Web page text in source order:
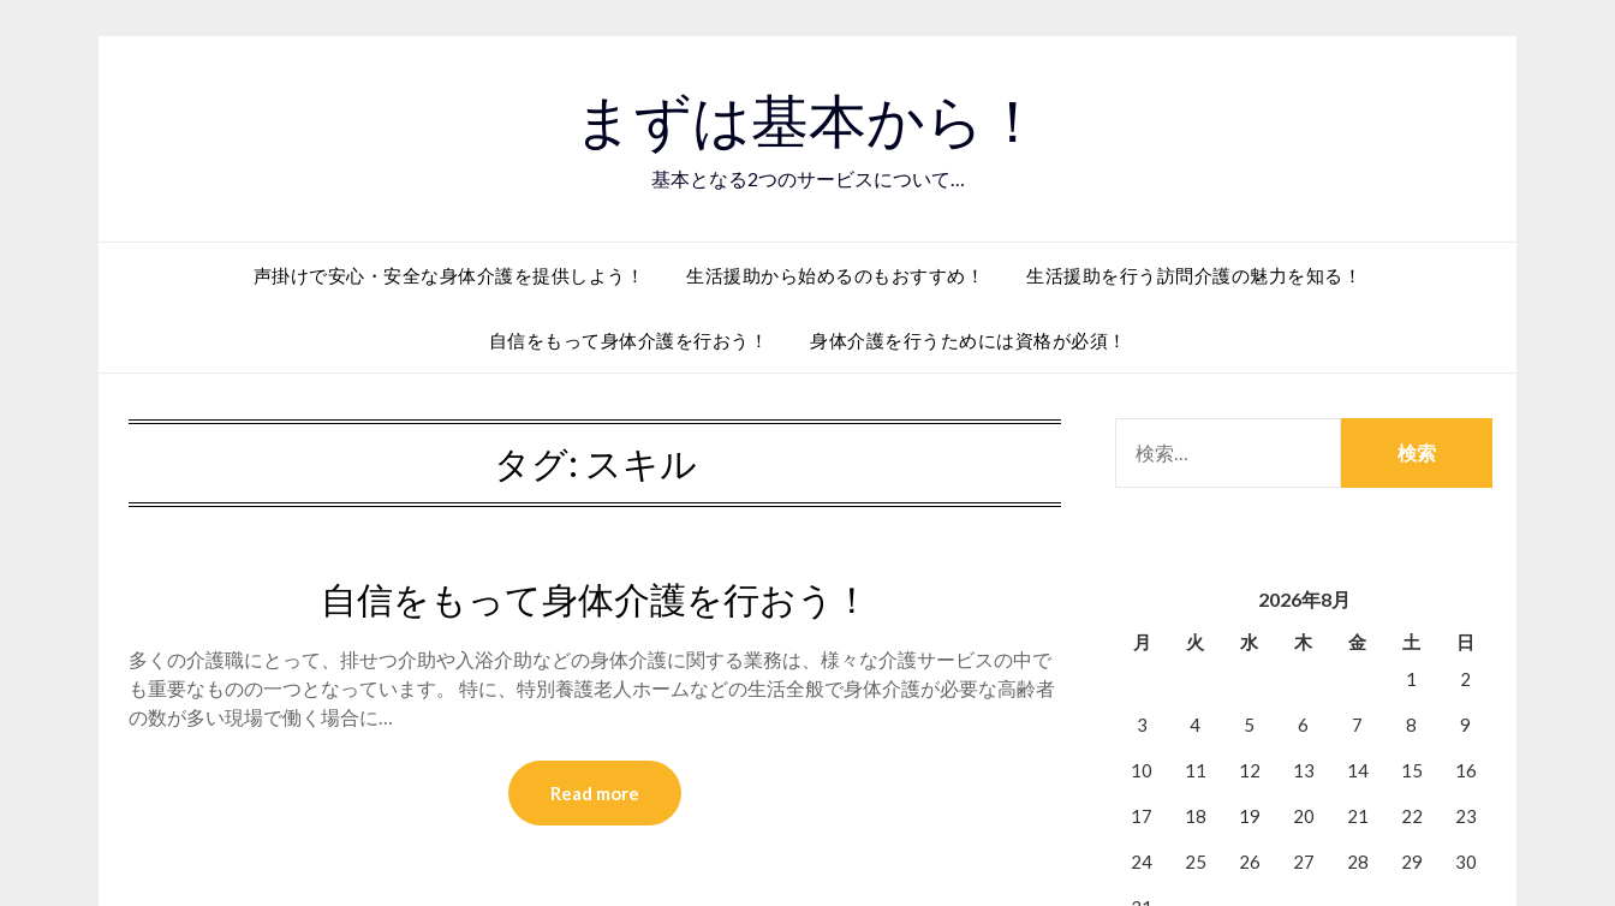
まずは基本から！
基本となる2つのサービスについて…
声掛けで安心・安全な身体介護を提供しよう！ 生活援助から始めるのもおすすめ！ 生活援助を行う訪問介護の魅力を知る！
自信をもって身体介護を行おう！ 身体介護を行うためには資格が必須！
タグ: スキル
自信をもって身体介護を行おう！
多くの介護職にとって、排せつ介助や入浴介助などの身体介護に関する業務は、様々な介護サービスの中で
も重要なものの一つとなっています。 特に、特別養護老人ホームなどの生活全般で身体介護が必要な高齢者
の数が多い現場で働く場合に…
Read more
索:
2026年8月
月 火 水 木 金 土
日
1
2
3 4 5 6 7 8 9
10 11 12 13 14 15 16
17 18 19 20 21 22 23
24 25 26 27 28 29 30